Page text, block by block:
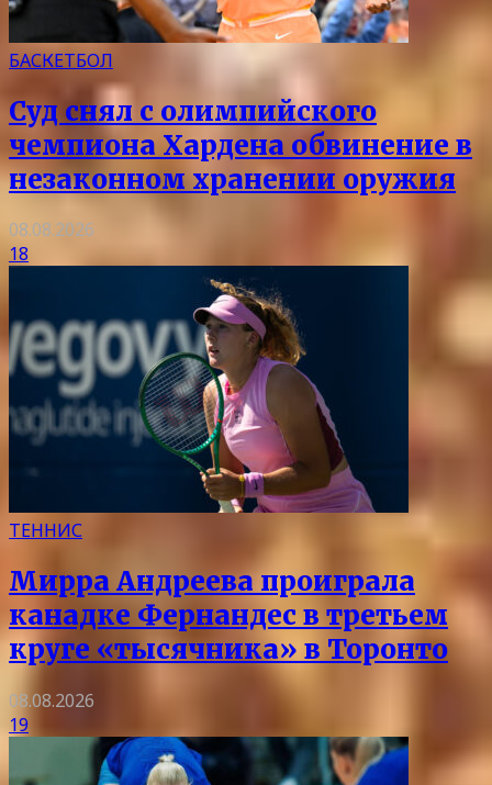
БАСКЕТБОЛ
Суд снял с олимпийского
чемпиона Хардена обвинение в
незаконном хранении оружия
08.08.2026
18
ТЕННИС
Мирра Андреева проиграла
канадке Фернандес в третьем
круге «тысячника» в Торонто
08.08.2026
19